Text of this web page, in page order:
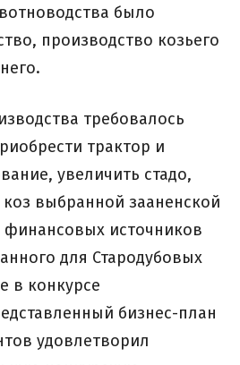
было
производство козьего
требовалось
трактор и
увеличить стадо,
коз выбранной зааненской
источников
для Стародубовых
в конкурсе
бизнес-план
удовлетворил